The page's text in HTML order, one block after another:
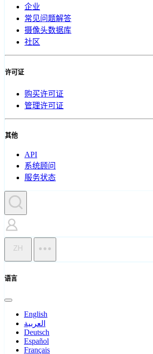
企业
常见问题解答
摄像头数据库
社区
许可证
购买许可证
管理许可证
其他
API
系统顾问
服务状态
ZH
语言
English
العربية
Deutsch
Español
Français